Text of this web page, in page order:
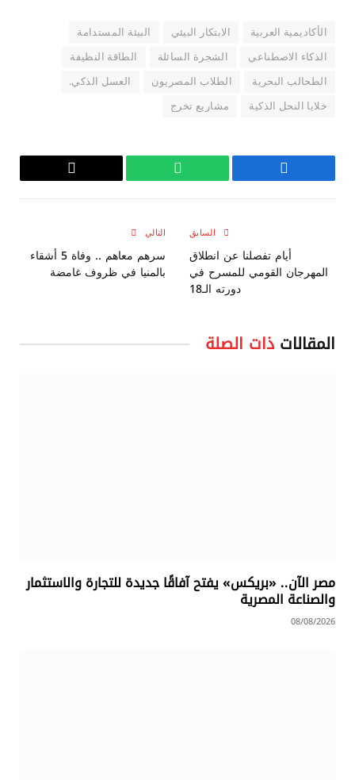
الأكاديمية العربية الابتكار البيئي
البيئة المستدامة
الذكاء الاصطناعي
الشجرة السائلة
الطاقة النظيفة
الطحالب البحرية
الطلاب المصريون
العسل الذكي.
خلايا النحل الذكية
مشاريع تخرج
فيسبوك واتساب
Copy
السابق
أيام تفصلنا عن انطلاق
المهرجان القومي للمسرح في
دورته الـ18
التالي
سرهم معاهم .. وفاة 5 أشقاء
بالمنيا في ظروف غامضة
المقالات ذات الصلة
مصر الآن.. «بريكس» يفتح آفاقًا جديدة للتجارة والاستثمار
والصناعة المصرية
08/08/2026